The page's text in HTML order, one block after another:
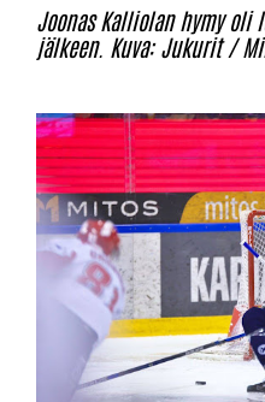
Joonas Kalliolan hymy oli
jälkeen. Kuva: Jukurit /